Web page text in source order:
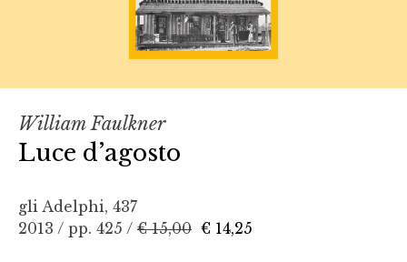
William Faulkner
Luce d’agosto
gli Adelphi, 437
2013 / pp. 425 / € 15,00 € 14,25